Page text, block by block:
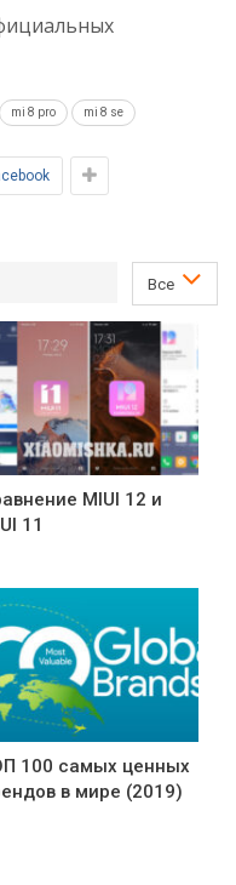
mi 8 pro mi 8 se
Все
MIUI 12 и
11
100 самых ценных
в мире (2019)